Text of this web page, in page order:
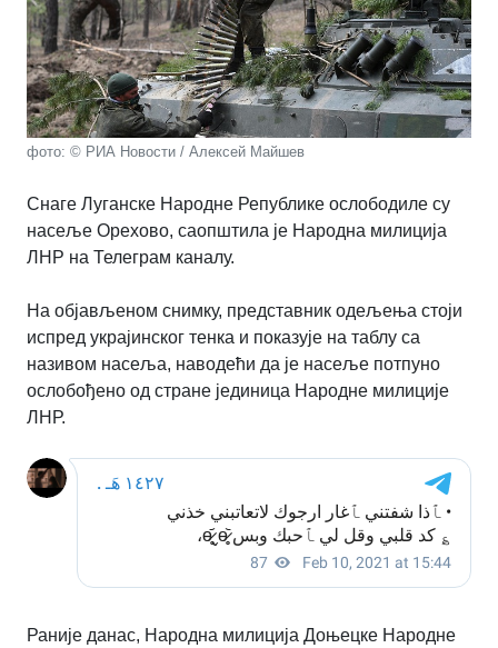
фото: © РИА Новости / Алексей Майшев
Снаге Луганске Народне Републике ослободиле су
насеље Орехово, саопштила је Народна милиција
ЛНР на Телеграм каналу.
На објављеном снимку, представник одељења стоји
испред украјинског тенка и показује на таблу са
називом насеља, наводећи да је насеље потпуно
ослобођено од стране јединица Народне милиције
ЛНР.
Раније данас, Народна милиција Доњецке Народне